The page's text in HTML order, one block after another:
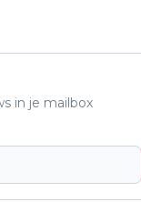
in je mailbox